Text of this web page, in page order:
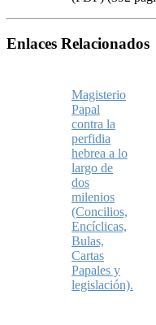
Enlaces Relacionados
Magisterio
Papal
contra la
perfidia
hebrea a lo
largo de
dos
milenios
(Concilios,
Encíclicas,
Bulas,
Cartas
Papales y
legislación).